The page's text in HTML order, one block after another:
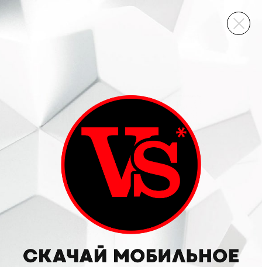
ВИННЫЙ СКЛАД